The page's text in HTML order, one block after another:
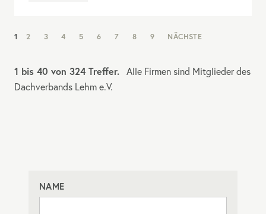
NAV:
1 2 3 4 5 6 7 8 9 NÄCHSTE
1 bis 40 von 324 Treffer. Alle Firmen sind Mitglieder des
Dachverbands Lehm e.V.
NAME